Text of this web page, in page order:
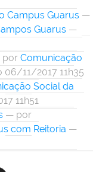
Campus Guarus —
Guarus —
por Comunicação
11/2017 11h35
Social da
11h51
— por
com Reitoria —